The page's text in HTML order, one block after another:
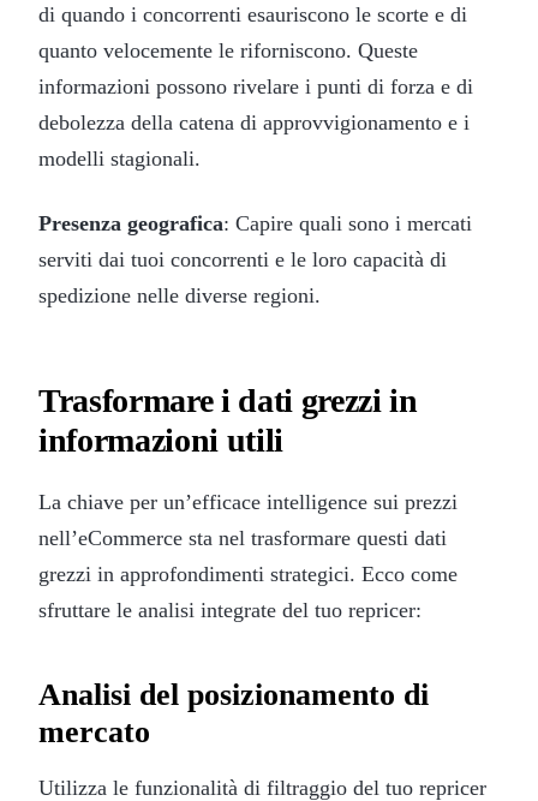
di quando i concorrenti esauriscono le scorte e di
quanto velocemente le riforniscono. Queste
informazioni possono rivelare i punti di forza e di
debolezza della catena di approvvigionamento e i
modelli stagionali.
Presenza geografica: Capire quali sono i mercati
serviti dai tuoi concorrenti e le loro capacità di
spedizione nelle diverse regioni.
Trasformare i dati grezzi in
informazioni utili
La chiave per un’efficace intelligence sui prezzi
nell’eCommerce sta nel trasformare questi dati
grezzi in approfondimenti strategici. Ecco come
sfruttare le analisi integrate del tuo repricer:
Analisi del posizionamento di
mercato
Utilizza le funzionalità di filtraggio del tuo repricer